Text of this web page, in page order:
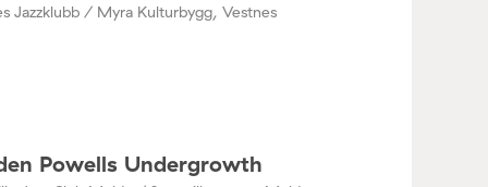
Jazzklubb / Myra Kulturbygg, Vestnes
Powells Undergrowth